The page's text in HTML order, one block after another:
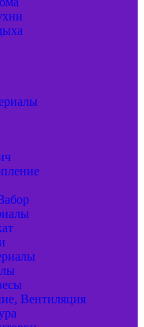
Вентиляция